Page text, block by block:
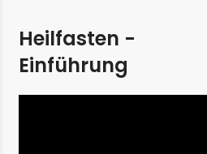
Heilfasten -
Einführung